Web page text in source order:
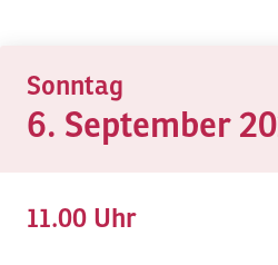
Sonntag
6. September
11.00 Uhr